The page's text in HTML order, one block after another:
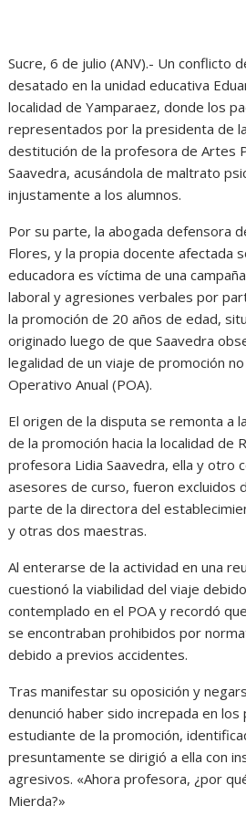
Sucre, 6 de julio (ANV).- Un conflicto
desatado en la unidad educativa
localidad de Yamparaez, donde los
representados por la presidenta de
destitución de la profesora de Artes
Saavedra, acusándola de maltrato
injustamente a los alumnos.
Por su parte, la abogada defensora
Flores, y la propia docente afectada
educadora es víctima de una
laboral y agresiones verbales por
la promoción de 20 años de edad,
originado luego de que Saavedra
legalidad de un viaje de promoción
Operativo Anual (POA).
El origen de la disputa se remonta a
de la promoción hacia la localidad de
profesora Lidia Saavedra, ella y otro
asesores de curso, fueron excluidos
parte de la directora del
y otras dos maestras.
Al enterarse de la actividad en una
cuestionó la viabilidad del viaje
contemplado en el POA y recordó
se encontraban prohibidos por
debido a previos accidentes.
Tras manifestar su oposición y
denunció haber sido increpada en los
estudiante de la promoción,
presuntamente se dirigió a ella con
agresivos. «Ahora profesora, ¿por
Mierda?»